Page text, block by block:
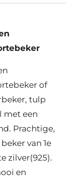
of
tulp
met een
Prachtige,
van 1e
zilver(925).
en